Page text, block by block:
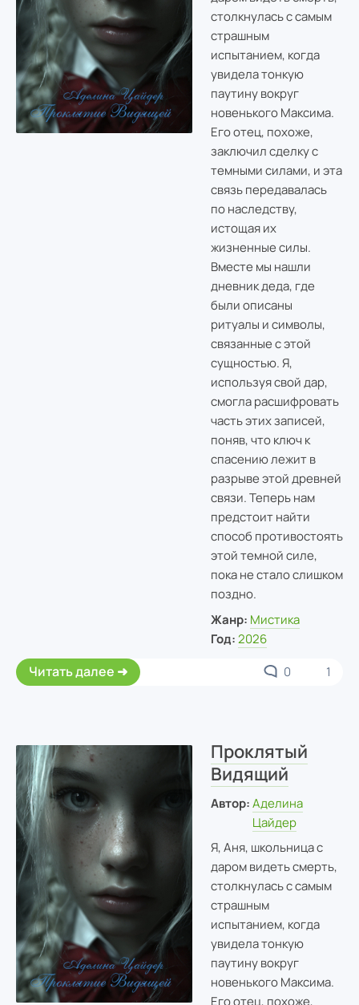
столкнулась с самым
страшным
испытанием, когда
увидела тонкую
паутину вокруг
новенького Максима.
Его отец, похоже,
заключил сделку с
темными силами, и эта
связь передавалась
по наследству,
истощая их
жизненные силы.
Вместе мы нашли
дневник деда, где
были описаны
ритуалы и символы,
связанные с этой
сущностью. Я,
используя свой дар,
смогла расшифровать
часть этих записей,
поняв, что ключ к
спасению лежит в
разрыве этой древней
связи. Теперь нам
предстоит найти
способ противостоять
этой темной силе,
пока не стало слишком
поздно.
Жанр: Мистика
Год: 2026
Читать далее 0 1
Проклятый
Видящий
Автор: Аделина
Цайдер
Я, Аня, школьница с
даром видеть смерть,
столкнулась с самым
страшным
испытанием, когда
увидела тонкую
паутину вокруг
новенького Максима.
Его отец, похоже,